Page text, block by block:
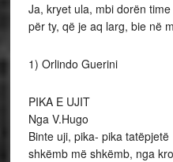
Ja, kryet ula, mbi dorën time
për ty, që je aq larg, bie në
1) Orlindo Guerini
PIKA E UJIT
Nga V.Hugo
Binte uji, pika- pika tatëpjetë
shkëmb më shkëmb, nga